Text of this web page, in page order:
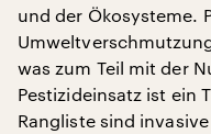
und der Ökosysteme.
was zum Teil mit der
Pestizideinsatz ist ein
Rangliste sind